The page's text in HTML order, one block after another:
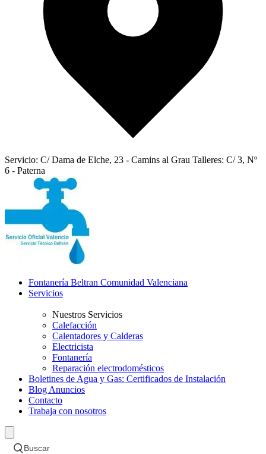
Servicio: C/ Dama de Elche, 23 - Camins al Grau Talleres: C/ 3, Nº
6 - Paterna
Fontanería Beltran Comunidad Valenciana
Servicios
Nuestros Servicios
Calefacción
Calentadores y Calderas
Electricista
Fontanería
Reparación electrodomésticos
Boletines de Agua y Gas: Certificados de Instalación
Blog Anuncios
Contacto
Trabaja con nosotros
Buscar